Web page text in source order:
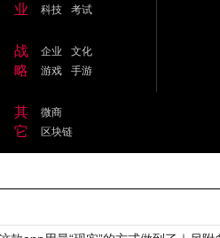
业
科技
考试
战
略
企业
文化
游戏
手游
其
它
微商
区块链